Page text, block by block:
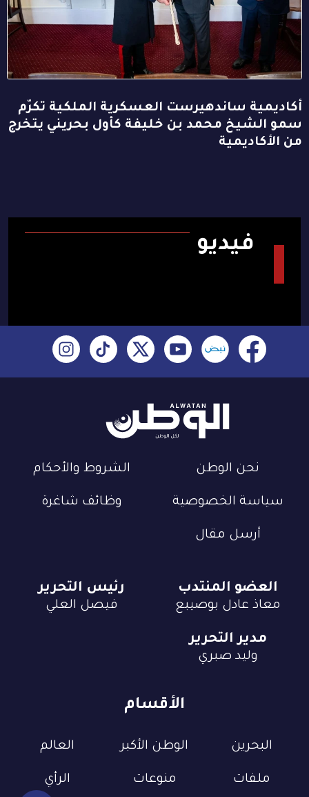
أكاديمية ساندهيرست العسكرية الملكية تكرّم
سمو الشيخ محمد بن خليفة كأول بحريني يتخرج
من الأكاديمية
فيديو
نحن الوطن الشروط والأحكام
سياسة الخصوصية وظائف شاغرة
أرسل مقال
الأقسام
البحرين الوطن الأكبر العالم
ملفات منوعات الرأي
العضو المنتدب
معاذ عادل بوصيبع
رئيس التحرير
فيصل العلي
مدير التحرير
وليد صبري